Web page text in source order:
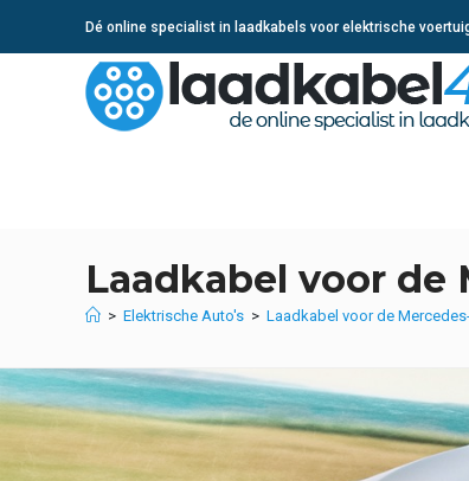
Dé online specialist in laadkabels voor elektrische
Laadkabel voor de
> Elektrische Auto's > Laadkabel voor de